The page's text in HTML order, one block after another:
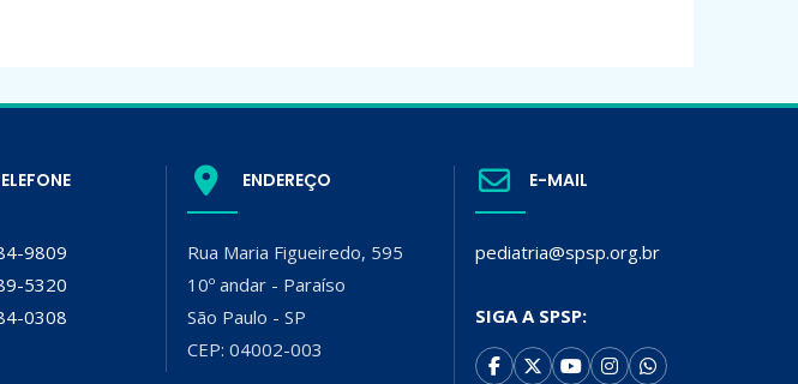
9809
5320
0308
ENDEREÇO
Rua Maria Figueiredo, 595
10º andar - Paraíso
São Paulo - SP
CEP: 04002-003
E-MAIL
pediatria@spsp.org.br
SIGA A SPSP: